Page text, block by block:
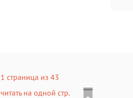
1 страница из 43
читать на одной стр.